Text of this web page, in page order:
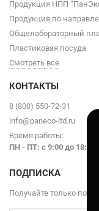
Продукция НПП
Продукция по
Общелабораторный
Пластиковая посуда
Смотреть все
КОНТАКТЫ
8 (800) 550-72-31
info@paneco-ltd.ru
Время работы:
ПН - ПТ: с 9:00 до 18:00
ПОДПИСКА
Получайте только